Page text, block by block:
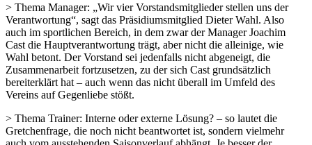
> Thema Manager: „Wir vier Vorstandsmitglieder stellen uns der
Verantwortung“, sagt das Präsidiumsmitglied Dieter Wahl. Also
auch im sportlichen Bereich, in dem zwar der Manager Joachim
Cast die Hauptverantwortung trägt, aber nicht die alleinige, wie
Wahl betont. Der Vorstand sei jedenfalls nicht abgeneigt, die
Zusammenarbeit fortzusetzen, zu der sich Cast grundsätzlich
bereiterklärt hat – auch wenn das nicht überall im Umfeld des
Vereins auf Gegenliebe stößt.
> Thema Trainer: Interne oder externe Lösung? – so lautet die
Gretchenfrage, die noch nicht beantwortet ist, sondern vielmehr